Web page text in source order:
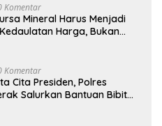
Komentar
Mineral Harus Menjadi
Harga, Bukan
Komentar
Cita Presiden, Polres
Salurkan Bantuan Bibit